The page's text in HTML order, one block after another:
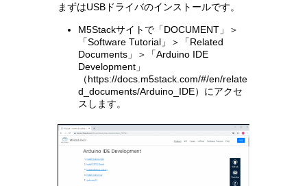
まずはUSBドライバのインストールです。
M5Stackサイトで「DOCUMENT」＞
「Software Tutorial」＞「Related
Documents」＞「Arduino IDE
Development」
（https://docs.m5stack.com/#/en/relate
d_documents/Arduino_IDE）にアクセ
スします。